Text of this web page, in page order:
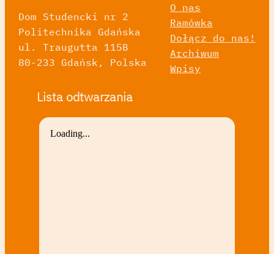
Dom Studencki nr 2
Politechnika Gdańska
ul. Traugutta 115B
80-233 Gdańsk, Polska
O nas
Ramówka
Dołącz do nas!
Archiwum
Wpisy
Lista odtwarzania